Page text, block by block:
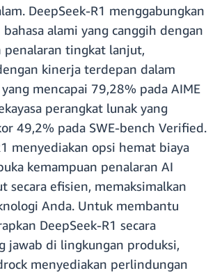
DeepSeek-R1 menggabungkan
bahasa alami yang canggih dengan
penalaran tingkat lanjut,
kinerja terdepan dalam
mencapai 79,28% pada AIME
perangkat lunak yang
49,2% pada SWE-bench Verified.
menyediakan opsi hemat biaya
kemampuan penalaran AI
secara efisien, memaksimalkan
Anda. Untuk membantu
DeepSeek-R1 secara
jawab di lingkungan produksi,
menyediakan perlindungan